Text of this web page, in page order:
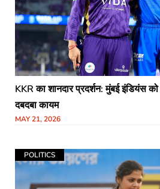
KKR का शानदार प्रदर्शन: मुंबई इंडियंस
दबदबा कायम
MAY 21, 2026
POLITICS